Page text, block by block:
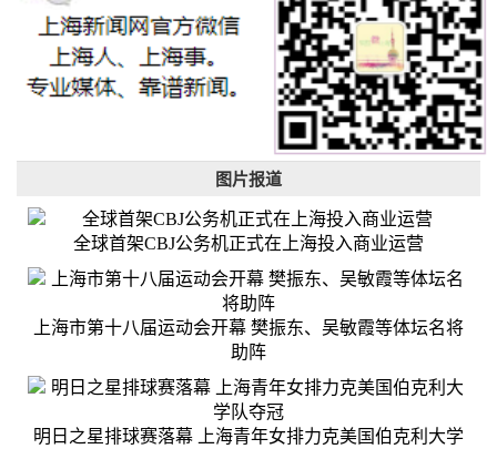
图片报道
全球首架CBJ公务机正式在上海投入商业运营
上海市第十八届运动会开幕 樊振东、吴敏霞等体坛名将
助阵
明日之星排球赛落幕 上海青年女排力克美国伯克利大学